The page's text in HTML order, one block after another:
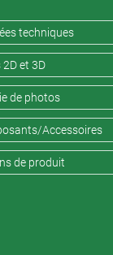
techniques
2D et 3D
de photos
Accessoires
de produit